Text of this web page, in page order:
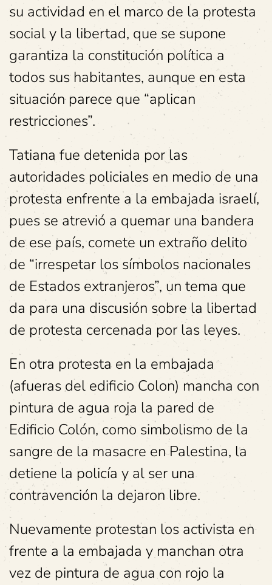
su actividad en el marco de la protesta
social y la libertad, que se supone
garantiza la constitución política a
todos sus habitantes, aunque en esta
situación parece que “aplican
restricciones”.
Tatiana fue detenida por las
autoridades policiales en medio de una
protesta enfrente a la embajada israelí,
pues se atrevió a quemar una bandera
de ese país, comete un extraño delito
de “irrespetar los símbolos nacionales
de Estados extranjeros”, un tema que
da para una discusión sobre la libertad
de protesta cercenada por las leyes.
En otra protesta en la embajada
(afueras del edificio Colon) mancha con
pintura de agua roja la pared de
Edificio Colón, como simbolismo de la
sangre de la masacre en Palestina, la
detiene la policía y al ser una
contravención la dejaron libre.
Nuevamente protestan los activista en
frente a la embajada y manchan otra
vez de pintura de agua con rojo la